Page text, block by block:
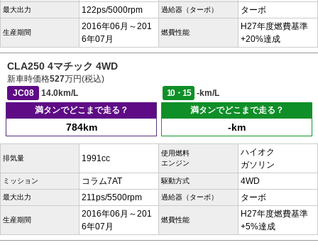
最大出力 122ps/5000rpm 過給器（ターボ） ターボ
生産期間
2016年06月～201
6年07月
燃費性能
H27年度燃費基準
+20%達成
CLA250 4マチック 4WD
新車時価格527万円(税込)
JC08
14.0km/L 10・15
-km/L
満タンでどこまで走る？
784km
満タンでどこまで走る？
-km
排気量 1991cc
使用燃料
エンジン
ハイオク
ガソリン
ミッション コラム7AT 駆動方式 4WD
最大出力 211ps/5500rpm 過給器（ターボ） ターボ
生産期間
2016年06月～201
6年07月
燃費性能
H27年度燃費基準
+5%達成